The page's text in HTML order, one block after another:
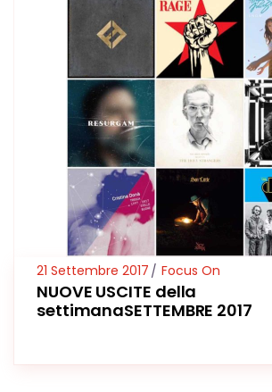
21 Settembre 2017 Focus On
NUOVE USCITE della
settimanaSETTEMBRE 2017